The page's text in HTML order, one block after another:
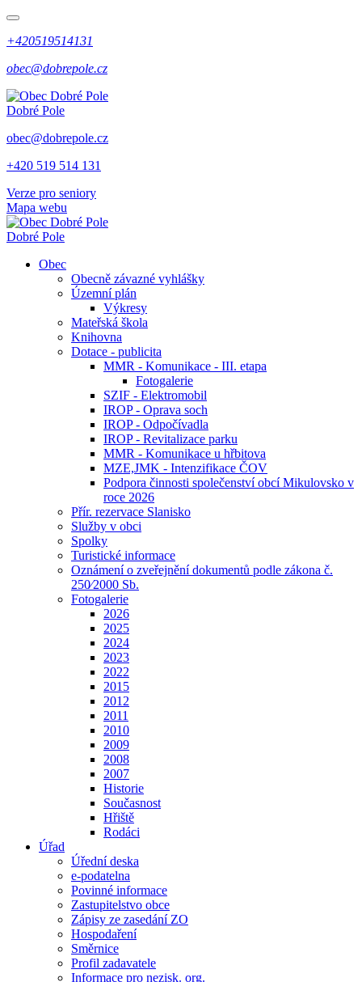
+420519514131
obec@dobrepole.cz
Dobré Pole
obec@dobrepole.cz
+420 519 514 131
Verze pro seniory
Mapa webu
Dobré Pole
Obec
Obecně závazné vyhlášky
Územní plán
Výkresy
Mateřská škola
Knihovna
Dotace - publicita
MMR - Komunikace - III. etapa
Fotogalerie
SZIF - Elektromobil
IROP - Oprava soch
IROP - Odpočívadla
IROP - Revitalizace parku
MMR - Komunikace u hřbitova
MZE,JMK - Intenzifikace ČOV
Podpora činnosti společenství obcí Mikulovsko v
roce 2026
Přír. rezervace Slanisko
Služby v obci
Spolky
Turistické informace
Oznámení o zveřejnění dokumentů podle zákona č.
250⁄2000 Sb.
Fotogalerie
2026
2025
2024
2023
2022
2015
2012
2011
2010
2009
2008
2007
Historie
Současnost
Hřiště
Rodáci
Úřad
Úřední deska
e-podatelna
Povinné informace
Zastupitelstvo obce
Zápisy ze zasedání ZO
Hospodaření
Směrnice
Profil zadavatele
Informace pro nezisk. org.